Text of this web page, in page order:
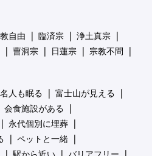
自由 臨済宗
浄土真宗
曹洞宗 日蓮宗 宗教不問
人も眠る
富士山が見える
会食施設がある
永代個別に埋葬
ペットと一緒
駅から近い バリアフリー